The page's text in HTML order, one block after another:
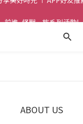
前進~怪獸一族系列活動!
ABOUT US